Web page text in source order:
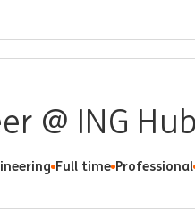
@ ING
Full time Professional